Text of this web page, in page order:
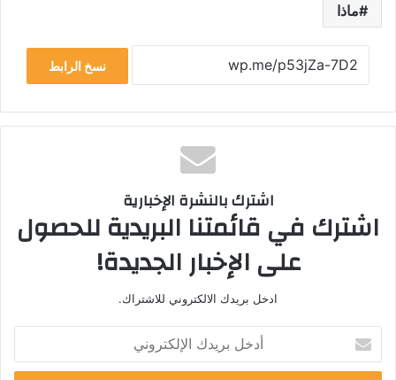
ماذا
نسخ الرابط
اشترك بالنشرة الإخبارية
اشترك في قائمتنا البريدية للحصول
على الإخبار الجديدة!
ادخل بريدك الالكتروني للاشتراك.
خ